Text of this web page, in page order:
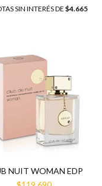
SIN INTERÉS DE$4.665
NUIT WOMAN EDP